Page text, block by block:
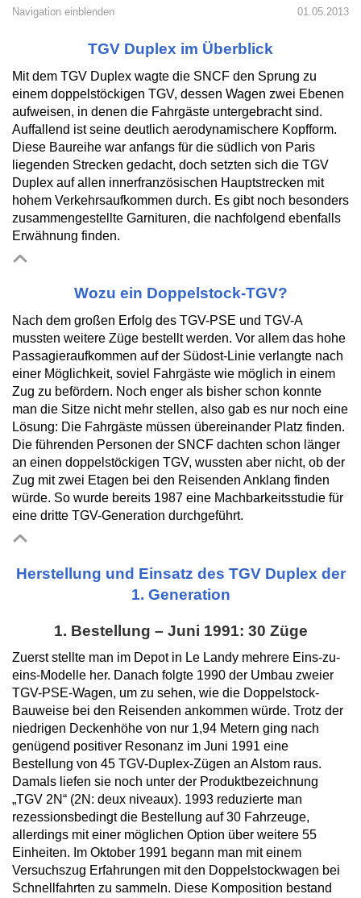
Navigation einblenden 01.05.2013
TGV Duplex im Überblick
Mit dem TGV Duplex wagte die SNCF den Sprung zu
einem doppelstöckigen TGV, dessen Wagen zwei Ebenen
aufweisen, in denen die Fahrgäste untergebracht sind.
Auffallend ist seine deutlich aerodynamischere Kopfform.
Diese Baureihe war anfangs für die südlich von Paris
liegenden Strecken gedacht, doch setzten sich die TGV
Duplex auf allen innerfranzösischen Hauptstrecken mit
hohem Verkehrsaufkommen durch. Es gibt noch besonders
zusammengestellte Garnituren, die nachfolgend ebenfalls
Erwähnung finden.
Wozu ein Doppelstock-TGV?
Nach dem großen Erfolg des TGV-PSE und TGV-A
mussten weitere Züge bestellt werden. Vor allem das hohe
Passagieraufkommen auf der Südost-Linie verlangte nach
einer Möglichkeit, soviel Fahrgäste wie möglich in einem
Zug zu befördern. Noch enger als bisher schon konnte
man die Sitze nicht mehr stellen, also gab es nur noch eine
Lösung: Die Fahrgäste müssen übereinander Platz finden.
Die führenden Personen der SNCF dachten schon länger
an einen doppelstöckigen TGV, wussten aber nicht, ob der
Zug mit zwei Etagen bei den Reisenden Anklang finden
würde. So wurde bereits 1987 eine Machbarkeitsstudie für
eine dritte TGV-Generation durchgeführt.
Herstellung und Einsatz des TGV Duplex der
1. Generation
1. Bestellung – Juni 1991: 30 Züge
Zuerst stellte man im Depot in Le Landy mehrere Eins-zu-
eins-Modelle her. Danach folgte 1990 der Umbau zweier
TGV-PSE-Wagen, um zu sehen, wie die Doppelstock-
Bauweise bei den Reisenden ankommen würde. Trotz der
niedrigen Deckenhöhe von nur 1,94 Metern ging nach
genügend positiver Resonanz im Juni 1991 eine
Bestellung von 45 TGV-Duplex-Zügen an Alstom raus.
Damals liefen sie noch unter der Produktbezeichnung
„TGV 2N“ (2N: deux niveaux). 1993 reduzierte man
rezessionsbedingt die Bestellung auf 30 Fahrzeuge,
allerdings mit einer möglichen Option über weitere 55
Einheiten. Im Oktober 1991 begann man mit einem
Versuchszug Erfahrungen mit den Doppelstockwagen bei
Schnellfahrten zu sammeln. Diese Komposition bestand